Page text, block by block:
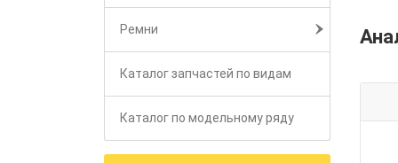
Ремни
Каталог запчастей по видам
Каталог по модельному ряду